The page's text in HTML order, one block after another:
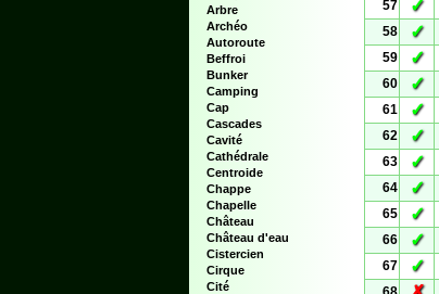
Arbre
Archéo
Autoroute
Beffroi
Bunker
Camping
Cap
Cascades
Cavité
Cathédrale
Centroide
Chappe
Chapelle
Château
Château d'eau
Cistercien
Cirque
Cité
57
✓
58
✓
59
✓
60
✓
61
✓
62
✓
63
✓
64
✓
65
✓
66
✓
67
✓